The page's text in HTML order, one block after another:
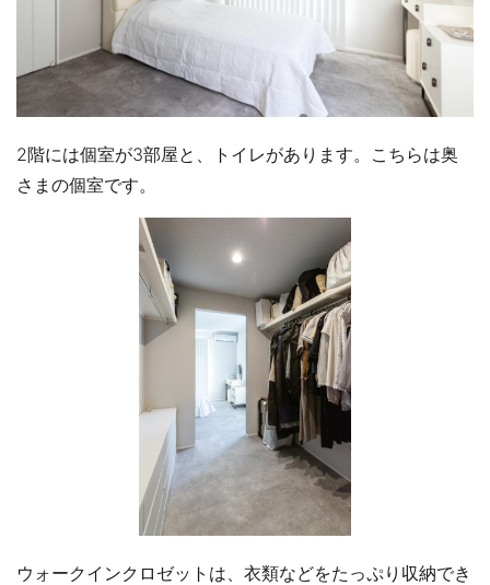
2階には個室が3部屋と、トイレがあります。こちらは奥
さまの個室です。
ウォークインクロゼットは、衣類などをたっぷり収納でき